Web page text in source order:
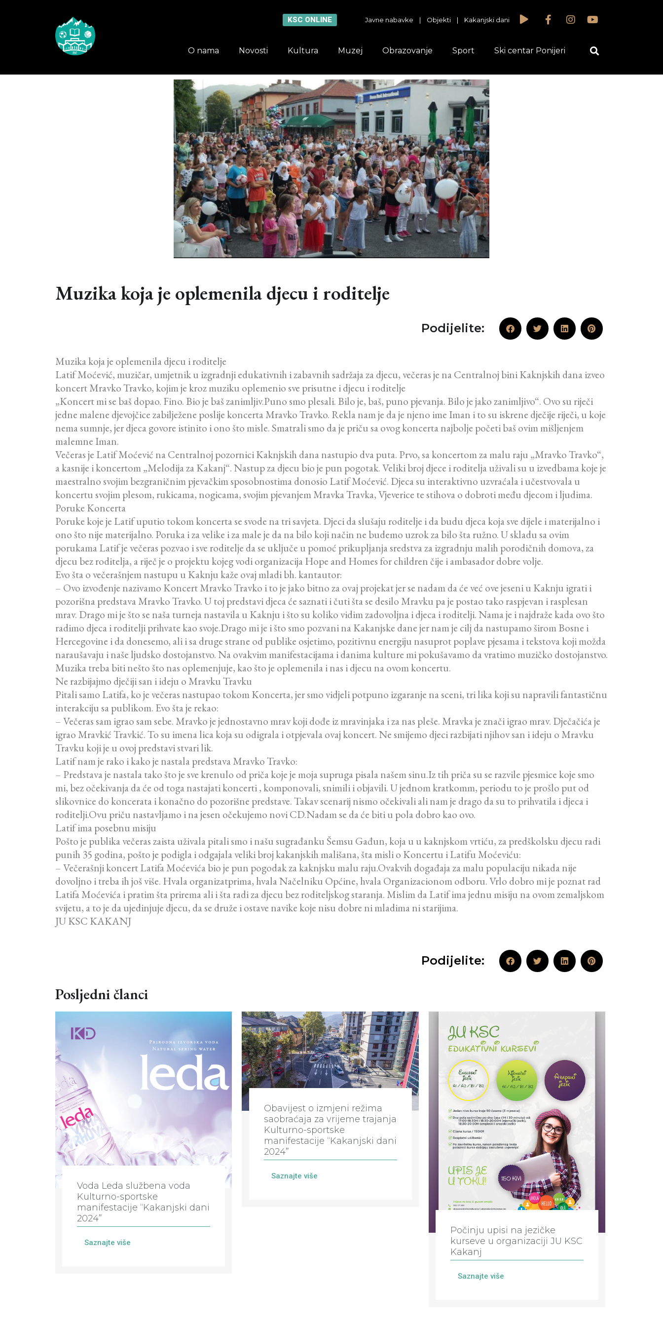
KSC ONLINE Javne nabavke | Objekti | Kakanjski dani
O nama Novosti Kultura Muzej Obrazovanje Sport Ski centar Ponijeri
Muzika koja je oplemenila djecu i roditelje
Podijelite:
Muzika koja je oplemenila djecu i roditelje
Latif Moćević, muzičar, umjetnik u izgradnji edukativnih i zabavnih sadržaja za djecu, večeras je na Centralnoj bini Kaknjskih dana izveo
koncert Mravko Travko, kojim je kroz muziku oplemenio sve prisutne i djecu i roditelje
„Koncert mi se baš dopao. Fino. Bio je baš zanimljiv.Puno smo plesali. Bilo je, baš, puno pjevanja. Bilo je jako zanimljivo“. Ovo su riječi
jedne malene djevojčice zabilježene poslije koncerta Mravko Travko. Rekla nam je da je njeno ime Iman i to su iskrene dječije riječi, u koje
nema sumnje, jer djeca govore istinito i ono što misle. Smatrali smo da je priču sa ovog koncerta najbolje početi baš ovim mišljenjem
malemne Iman.
Večeras je Latif Moćević na Centralnoj pozornici Kaknjskih dana nastupio dva puta. Prvo, sa koncertom za malu raju „Mravko Travko“,
a kasnije i koncertom „Melodija za Kakanj“. Nastup za djecu bio je pun pogotak. Veliki broj djece i roditelja uživali su u izvedbama koje je
maestralno svojim bezgraničnim pjevačkim sposobnostima donosio Latif Moćević. Djeca su interaktivno uzvraćala i učestvovala u
koncertu svojim plesom, rukicama, nogicama, svojim pjevanjem Mravka Travka, Vjeverice te stihova o dobroti među djecom i ljudima.
Poruke Koncerta
Poruke koje je Latif uputio tokom koncerta se svode na tri savjeta. Djeci da slušaju roditelje i da budu djeca koja sve dijele i materijalno i
ono što nije materijalno. Poruka i za velike i za male je da na bilo koji način ne budemo uzrok za bilo šta ružno. U skladu sa ovim
porukama Latif je večeras pozvao i sve roditelje da se uključe u pomoć prikupljanja sredstva za izgradnju malih porodičnih domova, za
djecu bez roditelja, a riječ je o projektu kojeg vodi organizacija Hope and Homes for children čije i ambasador dobre volje.
Evo šta o večerašnjem nastupu u Kaknju kaže ovaj mladi bh. kantautor:
– Ovo izvođenje nazivamo Koncert Mravko Travko i to je jako bitno za ovaj projekat jer se nadam da će već ove jeseni u Kaknju igrati i
pozorišna predstava Mravko Travko. U toj predstavi djeca će saznati i čuti šta se desilo Mravku pa je postao tako raspjevan i rasplesan
mrav. Drago mi je što se naša turneja nastavila u Kaknju i što su koliko vidim zadovoljna i djeca i roditelji. Nama je i najdraže kada ovo što
radimo djeca i roditelji prihvate kao svoje.Drago mi je i što smo pozvani na Kakanjske dane jer nam je cilj da nastupamo širom Bosne i
Hercegovine i da donesemo, ali i sa druge strane od publike osjetimo, pozitivnu energiju nasuprot poplave pjesama i tekstova koji možda
naraušavaju i naše ljudsko dostojanstvo. Na ovakvim manifestacijama i danima kulture mi pokušavamo da vratimo muzičko dostojanstvo.
Muzika treba biti nešto što nas oplemenjuje, kao što je oplemenila i nas i djecu na ovom koncertu.
Ne razbijajmo dječiji san i ideju o Mravku Travku
Pitali samo Latifa, ko je večeras nastupao tokom Koncerta, jer smo vidjeli potpuno izgaranje na sceni, tri lika koji su napravili fantastičnu
interakciju sa publikom. Evo šta je rekao:
– Večeras sam igrao sam sebe. Mravko je jednostavno mrav koji dođe iz mravinjaka i za nas pleše. Mravka je znači igrao mrav. Dječačića je
igrao Mravkić Travkić. To su imena lica koja su odigrala i otpjevala ovaj koncert. Ne smijemo djeci razbijati njihov san i ideju o Mravku
Travku koji je u ovoj predstavi stvari lik.
Latif nam je rako i kako je nastala predstava Mravko Travko:
– Predstava je nastala tako što je sve krenulo od priča koje je moja supruga pisala našem sinu.Iz tih priča su se razvile pjesmice koje smo
mi, bez očekivanja da će od toga nastajati koncerti , komponovali, snimili i objavili. U jednom kratkomm, periodu to je prošlo put od
slikovnice do koncerata i konačno do pozorišne predstave. Takav scenarij nismo očekivali ali nam je drago da su to prihvatila i djeca i
roditelji.Ovu priču nastavljamo i na jesen očekujemo novi CD.Nadam se da će biti u pola dobro kao ovo.
Latif ima posebnu misiju
Pošto je publika večeras zaista uživala pitali smo i našu sugrađanku Šemsu Gađun, koja u u kaknjskom vrtiću, za predškolsku djecu radi
punih 35 godina, pošto je podigla i odgajala veliki broj kakanjskih mališana, šta misli o Koncertu i Latifu Moćeviću:
– Večerašnji koncert Latifa Moćevića bio je pun pogodak za kaknjsku malu raju.Ovakvih događaja za malu populaciju nikada nije
dovoljno i treba ih još više. Hvala organizatprima, hvala Načelniku Općine, hvala Organizacionom odboru. Vrlo dobro mi je poznat rad
Latifa Moćevića i pratim šta prirema ali i šta radi za djecu bez roditeljskog staranja. Mislim da Latif ima jednu misiju na ovom zemaljskom
svijetu, a to je da ujedinjuje djecu, da se druže i ostave navike koje nisu dobre ni mladima ni starijima.
JU KSC KAKANJ
Podijelite:
Posljedni članci
Voda Leda službena voda
Kulturno-sportske
manifestacije “Kakanjski dani
2024”
Saznajte više
Obavijest o izmjeni režima
saobraćaja za vrijeme trajanja
Kulturno-sportske
manifestacije “Kakanjski dani
2024”
Saznajte više
Počinju upisi na jezičke
kurseve u organizaciji JU KSC
Kakanj
Saznajte više